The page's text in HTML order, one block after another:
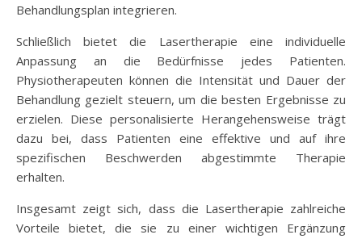
Behandlungsplan integrieren.
Schließlich bietet die Lasertherapie eine individuelle
Anpassung an die Bedürfnisse jedes Patienten.
Physiotherapeuten können die Intensität und Dauer der
Behandlung gezielt steuern, um die besten Ergebnisse zu
erzielen. Diese personalisierte Herangehensweise trägt
dazu bei, dass Patienten eine effektive und auf ihre
spezifischen Beschwerden abgestimmte Therapie
erhalten.
Insgesamt zeigt sich, dass die Lasertherapie zahlreiche
Vorteile bietet, die sie zu einer wichtigen Ergänzung